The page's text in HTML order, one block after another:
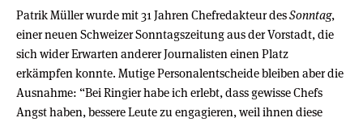
Patrik Müller wurde mit 31 Jahren Chefredakteur desSonntag,
einer neuen Schweizer Sonntagszeitung aus der Vorstadt, die
sich wider Erwarten anderer Journalisten einen Platz
erkämpfen konnte. Mutige Personalentscheide bleiben aber die
Ausnahme: “Bei Ringier habe ich erlebt, dass gewisse Chefs
Angst haben, bessere Leute zu engagieren, weil ihnen diese